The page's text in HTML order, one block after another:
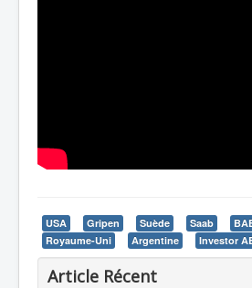
USA Gripen Suède Saab
Royaume-Uni
Argentine Investor
Article Récent